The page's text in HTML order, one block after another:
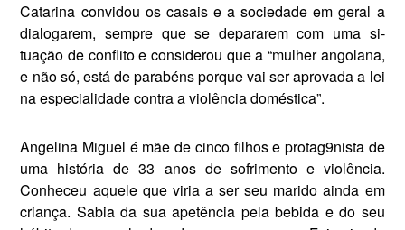
Catarina convidou os casais e a so­ciedade em geral a
dialogarem, sem­pre que se depararem com uma si­
tuação de conflito e considerou que a “mulher angolana,
e não só, está de parabéns porque vai ser aprovada a lei
na especialidade contra a violên­cia doméstica”.
Angelina Miguel é mãe de cinco filhos e protag9nista de
uma histó­ria de 33 anos de sofrimento e violência.
Conheceu aquele que viria a ser seu marido ainda em
criança. Sabia da sua apetência pela bebida e do seu